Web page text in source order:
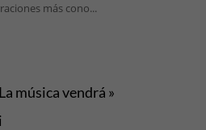
más cono...
música vendrá »